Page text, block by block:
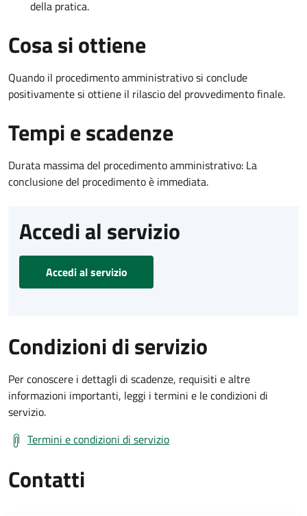
della pratica.
Cosa si ottiene
Quando il procedimento amministrativo si conclude
positivamente si ottiene il rilascio del provvedimento finale.
Tempi e scadenze
Durata massima del procedimento amministrativo: La
conclusione del procedimento è immediata.
Accedi al servizio
Accedi al servizio
Condizioni di servizio
Per conoscere i dettagli di scadenze, requisiti e altre
informazioni importanti, leggi i termini e le condizioni di
servizio.
Termini e condizioni di servizio
Contatti